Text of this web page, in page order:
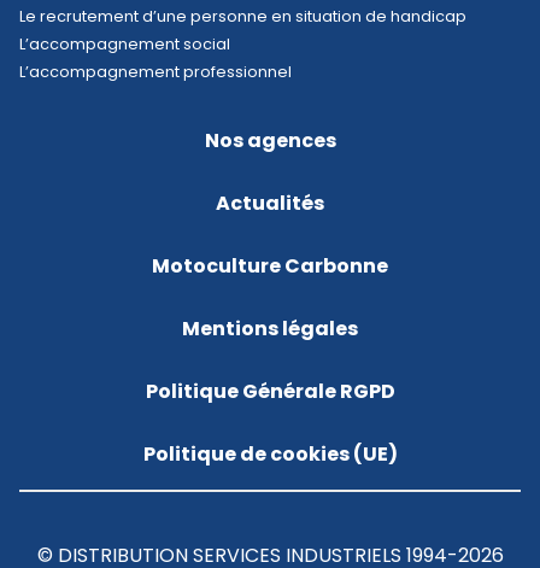
Le recrutement d’une personne en situation de handicap
L’accompagnement social
L’accompagnement professionnel
Nos agences
Actualités
Motoculture Carbonne
Mentions légales
Politique Générale RGPD
Politique de cookies (UE)
© DISTRIBUTION SERVICES INDUSTRIELS 1994-2026